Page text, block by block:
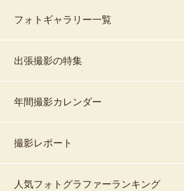
フォトギャラリー一覧
出張撮影の特集
年間撮影カレンダー
撮影レポート
人気フォトグラファーランキング